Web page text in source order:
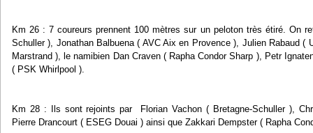
Km 26 : 7 coureurs prennent 100 mètres sur un peloton très étiré. On
Schuller ), Jonathan Balbuena ( AVC Aix en Provence ), Julien Rabaud (
Marstrand ), le namibien Dan Craven ( Rapha Condor Sharp ), Petr
( PSK Whirlpool ).
Km 28 : Ils sont rejoints par Florian Vachon ( Bretagne-Schuller ),
Pierre Drancourt ( ESEG Douai ) ainsi que Zakkari Dempster ( Rapha